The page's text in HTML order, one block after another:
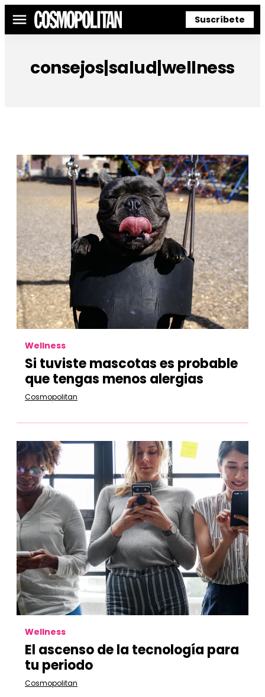
Menú Suscríbete
consejos|salud|wellness
Wellness
Si tuviste mascotas es probable
que tengas menos alergias
Cosmopolitan
Wellness
El ascenso de la tecnología para
tu periodo
Cosmopolitan